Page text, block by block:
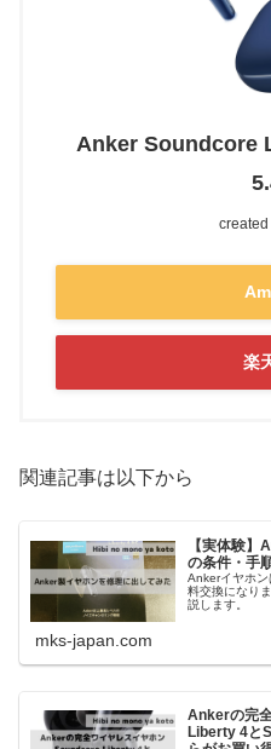
Anker Soundcore
created
楽
関連記事は以下から
【実体験
の条件・手
Ankerイヤホ
料交換になり
説します。
mks-japan.com
Ankerの完
Liberty 4と